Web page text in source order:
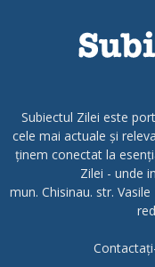
Subiectul Zilei este
cele mai actuale și
ținem conectat la
Zilei - unde
mun. Chisinau. str.